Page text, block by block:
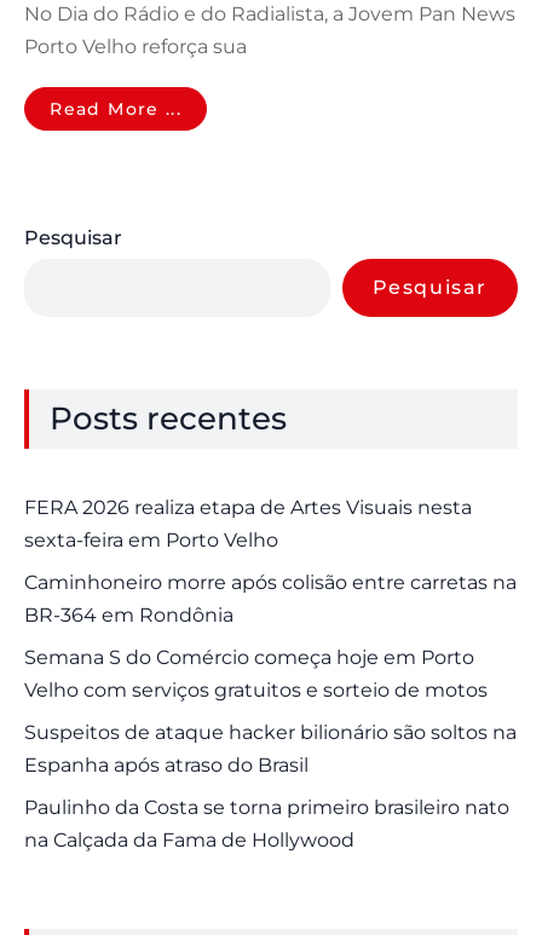
No Dia do Rádio e do Radialista, a Jovem Pan News
Porto Velho reforça sua
Read More ...
Pesquisar
Pesquisar
Posts recentes
FERA 2026 realiza etapa de Artes Visuais nesta
sexta-feira em Porto Velho
Caminhoneiro morre após colisão entre carretas na
BR-364 em Rondônia
Semana S do Comércio começa hoje em Porto
Velho com serviços gratuitos e sorteio de motos
Suspeitos de ataque hacker bilionário são soltos na
Espanha após atraso do Brasil
Paulinho da Costa se torna primeiro brasileiro nato
na Calçada da Fama de Hollywood